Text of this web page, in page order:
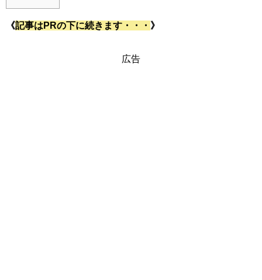
《記事はPRの下に続きます・・・ 》
広告